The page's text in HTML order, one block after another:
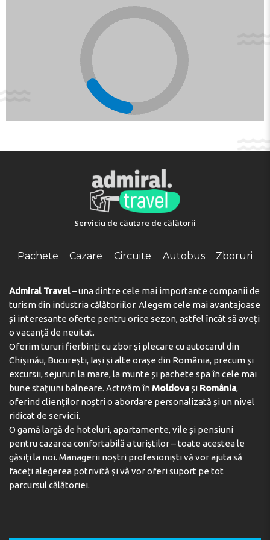
În hotelul ЛАГУНА БИЙЧ AL sunt bineveniți chiar și de
cei mai mici oaspeți, pentru ei fiind create toate
condițiile pentru o distracție de neuitat: puteţi face
cunoaștință cu obiectivele turistice din zonă.
Fiecare cameră de la ЛАГУНА БИЙЧ AL este complet
echipată, ceea ce va face șederea dvs. confortabilă,
lăsând impresii de neuitat.
Serviciu de căutare de călătorii
Pachete Cazare Circuite Autobus Zboruri
Admiral Travel– una dintre cele mai importante companii de
turism din industria călătoriilor. Alegem cele mai avantajoase
și interesante oferte pentru orice sezon, astfel încât să aveți
o vacanță de neuitat.
Oferim tururi fierbinți cu zbor și plecare cu autocarul din
Chișinău, București, Iași și alte orașe din România, precum și
excursii, sejururi la mare, la munte și pachete spa în cele mai
bune stațiuni balneare. Activăm în Moldovași România,
oferind clienților noștri o abordare personalizată și un nivel
ridicat de servicii.
O gamă largă de hoteluri, apartamente, vile și pensiuni
pentru cazarea confortabilă a turiștilor – toate acestea le
găsiți la noi. Managerii noștri profesioniști vă vor ajuta să
faceți alegerea potrivită și vă vor oferi suport pe tot
parcursul călătoriei.